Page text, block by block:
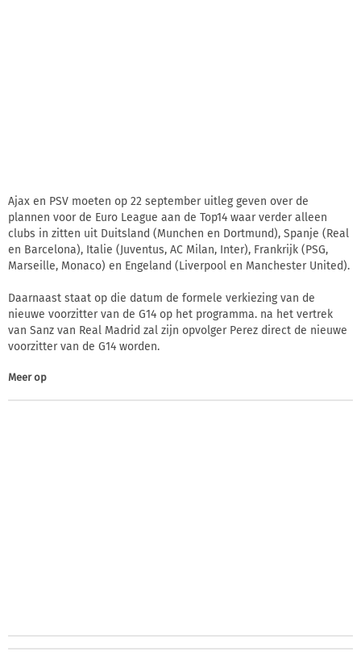
Ajax en PSV moeten op 22 september uitleg geven over de
plannen voor de Euro League aan de Top14 waar verder alleen
clubs in zitten uit Duitsland (Munchen en Dortmund), Spanje (Real
en Barcelona), Italie (Juventus, AC Milan, Inter), Frankrijk (PSG,
Marseille, Monaco) en Engeland (Liverpool en Manchester United).
Daarnaast staat op die datum de formele verkiezing van de
nieuwe voorzitter van de G14 op het programma. na het vertrek
van Sanz van Real Madrid zal zijn opvolger Perez direct de nieuwe
voorzitter van de G14 worden.
Meer op